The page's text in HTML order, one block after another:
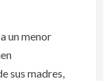
un menor
sus madres,